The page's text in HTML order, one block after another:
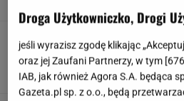
Koledzy z branży
"Odpiął wrotki"
Droga Użytkowniczko, Drogi
jeśli wyrazisz zgodę klikając
oraz jej Zaufani Partnerzy, w tym [
IAB, jak również Agora S.A. będąca
Gazeta.pl sp. z o.o., będą